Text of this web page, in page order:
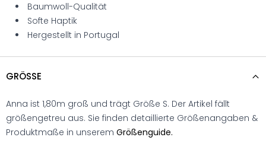
Baumwoll-Qualität
Softe Haptik
Hergestellt in Portugal
GRÖSSE
Anna ist 1,80m groß und trägt Größe S. Der Artikel fällt
größengetreu aus. Sie finden detaillierte Größenangaben &
Produktmaße in unserem Größenguide.